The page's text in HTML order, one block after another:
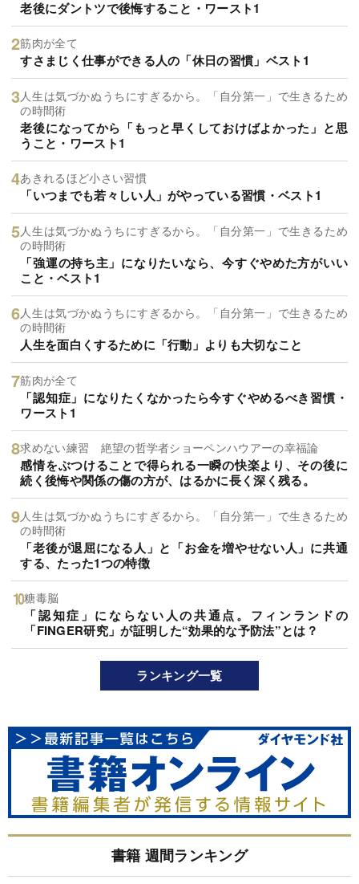
老後にダントツで後悔すること・ワースト1
筋肉が全て
すさまじく仕事ができる人の「休日の習慣」ベスト1
人生は気づかぬうちにすぎるから。「自分第一」で生きるため
の時間術
老後になってから「もっと早くしておけばよかった」と思
うこと・ワースト1
あきれるほど小さい習慣
「いつまでも若々しい人」がやっている習慣・ベスト1
人生は気づかぬうちにすぎるから。「自分第一」で生きるため
の時間術
「強運の持ち主」になりたいなら、今すぐやめた方がいい
こと・ベスト1
人生は気づかぬうちにすぎるから。「自分第一」で生きるため
の時間術
人生を面白くするために「行動」よりも大切なこと
筋肉が全て
「認知症」になりたくなかったら今すぐやめるべき習慣・
ワースト1
求めない練習 絶望の哲学者ショーペンハウアーの幸福論
感情をぶつけることで得られる一瞬の快楽より、その後に
続く後悔や関係の傷の方が、はるかに長く深く残る。
人生は気づかぬうちにすぎるから。「自分第一」で生きるため
の時間術
「老後が退屈になる人」と「お金を増やせない人」に共通
する、たった1つの特徴
糖毒脳
「認知症」にならない人の共通点。フィンランドの
「FINGER研究」が証明した“効果的な予防法”とは？
ランキング一覧
書籍 週間ランキング